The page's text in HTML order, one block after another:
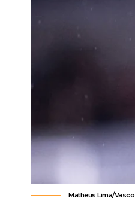
Matheus Lima/Vasco